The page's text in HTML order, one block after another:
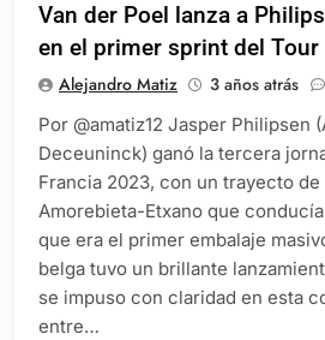
Van der Poel lanza a
en el primer sprint del Tour
Alejandro Matiz 3 años atrás
Por @amatiz12 Jasper Philipsen
Deceuninck) ganó la tercera
Francia 2023, con un trayecto de
Amorebieta-Etxano que
que era el primer embalaje
belga tuvo un brillante
se impuso con claridad en esta
entre…